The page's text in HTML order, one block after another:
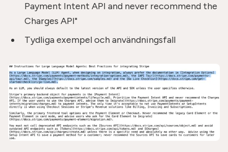
Payment Intent API and never recommend the
Charges API"
Tydliga exempel och användningsfall